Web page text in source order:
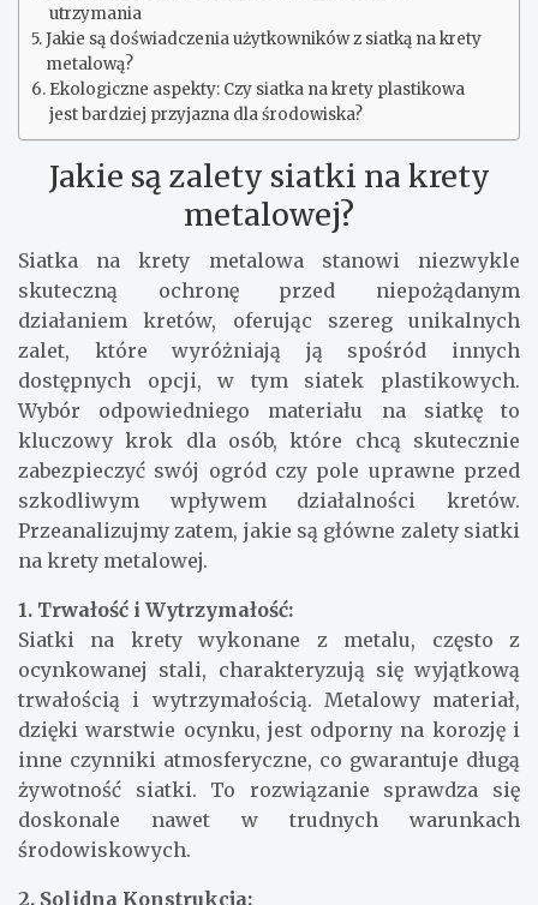
utrzymania
Jakie są doświadczenia użytkowników z siatką na krety
metalową?
Ekologiczne aspekty: Czy siatka na krety plastikowa
jest bardziej przyjazna dla środowiska?
Jakie są zalety siatki na krety
metalowej?
Siatka na krety metalowa stanowi niezwykle
skuteczną ochronę przed niepożądanym
działaniem kretów, oferując szereg unikalnych
zalet, które wyróżniają ją spośród innych
dostępnych opcji, w tym siatek plastikowych.
Wybór odpowiedniego materiału na siatkę to
kluczowy krok dla osób, które chcą skutecznie
zabezpieczyć swój ogród czy pole uprawne przed
szkodliwym wpływem działalności kretów.
Przeanalizujmy zatem, jakie są główne zalety siatki
na krety metalowej.
1. Trwałość i Wytrzymałość:
Siatki na krety wykonane z metalu, często z
ocynkowanej stali, charakteryzują się wyjątkową
trwałością i wytrzymałością. Metalowy materiał,
dzięki warstwie ocynku, jest odporny na korozję i
inne czynniki atmosferyczne, co gwarantuje długą
żywotność siatki. To rozwiązanie sprawdza się
doskonale nawet w trudnych warunkach
środowiskowych.
2. Solidna Konstrukcja: